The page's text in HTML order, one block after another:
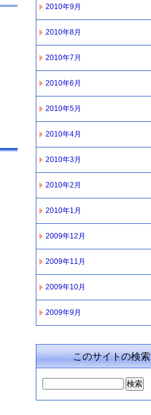
2010年9月
2010年8月
2010年7月
2010年6月
2010年5月
2010年4月
2010年3月
2010年2月
2010年1月
2009年12月
2009年11月
2009年10月
2009年9月
このサイトの検索